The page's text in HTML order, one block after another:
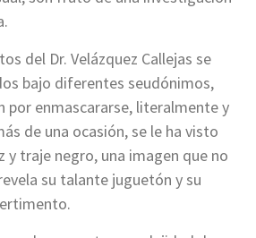
del Dr. Velázquez Callejas se
bajo diferentes seudónimos,
por enmascararse, literalmente y
de una ocasión, se le ha visto
y traje negro, una imagen que no
su talante juguetón y su